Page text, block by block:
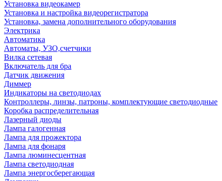
Установка видеокамер
Установка и настройка видеорегистратора
Установка, замена дополнительного оборудования
Электрика
Автоматика
Автоматы, УЗО,счетчики
Вилка сетевая
Включатель для бра
Датчик движения
Диммер
Индикаторы на светодиодах
Контроллеры, линзы, патроны, комплектующие светодиодные
Коробка распределительная
Лазерный диоды
Лампа галогенная
Лампа для прожектора
Лампа для фонаря
Лампа люминесцентная
Лампа светодиодная
Лампа энергосберегающая